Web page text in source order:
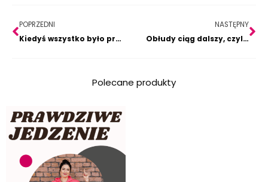
Prev
POPRZEDNI
Kiedyś wszystko było prostsze, nawet chodzenie na szpilkach!
NASTĘPNY
Obłudy ciąg dalszy, czyli jak na Chylińskiej psy wieszano.
Polecane produkty